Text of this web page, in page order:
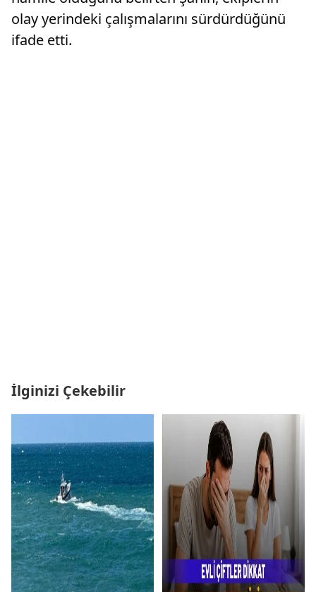
olay yerindeki çalışmalarını sürdürdüğünü
ifade etti.
İlginizi Çekebilir